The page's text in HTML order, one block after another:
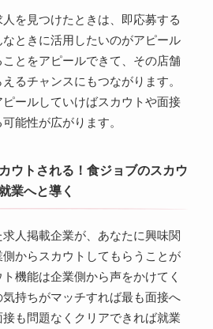
を見つけたときは、即応募する
ときに活用したいのがアピール
とをアピールできて、その店舗
るチャンスにもつながります。
ールしていけばスカウトや面接
能性が広がります。
ウトされる！食ジョブのスカウ
業へと導く
人掲載企業が、あなたに興味関
からスカウトしてもらうことが
機能は企業側から声をかけてく
持ちがマッチすれば最も面接へ
も問題なくクリアできれば就業